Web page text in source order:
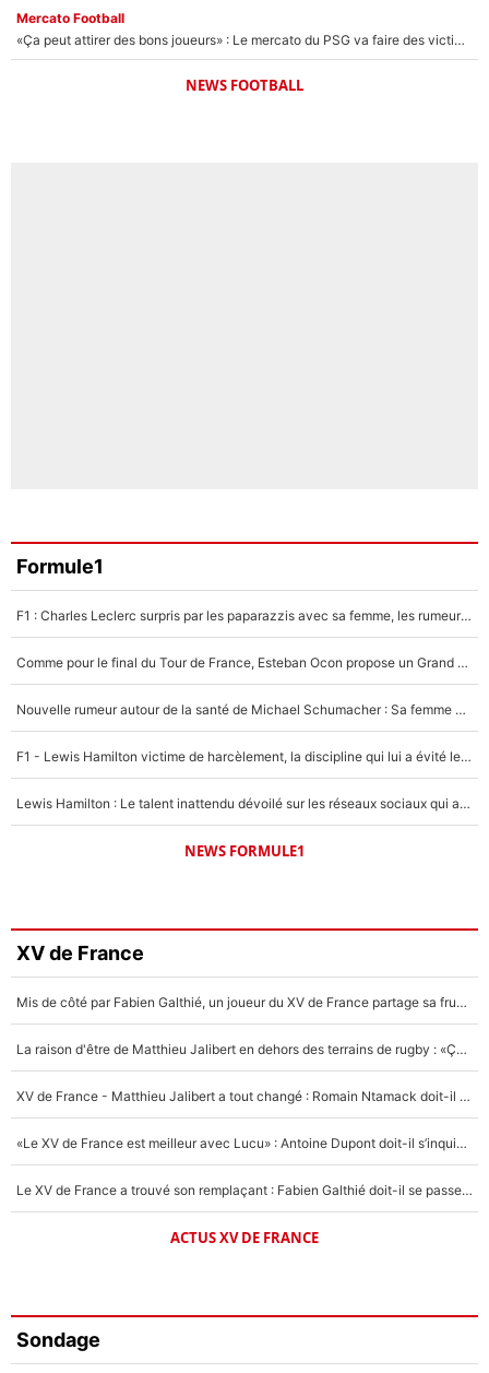
Mercato Football
«Ça peut attirer des bons joueurs» : Le mercato du PSG va faire des victimes dans l'effectif de Luis Enrique ?
NEWS FOOTBALL
Formule1
F1 : Charles Leclerc surpris par les paparazzis avec sa femme, les rumeurs étaient vraies !
Comme pour le final du Tour de France, Esteban Ocon propose un Grand Prix de Formule 1 à Paris : «Autour de l’Arc de Triomphe, ce serait génial» !
Nouvelle rumeur autour de la santé de Michael Schumacher : Sa femme Corinna sort du silence
F1 - Lewis Hamilton victime de harcèlement, la discipline qui lui a évité le pire : «J'aurais probablement mal tourné»
Lewis Hamilton : Le talent inattendu dévoilé sur les réseaux sociaux qui a impressionné Kim Kardashian pendant leurs vacances en amoureux !
NEWS FORMULE1
XV de France
Mis de côté par Fabien Galthié, un joueur du XV de France partage sa frustration : «ils ne me l’ont pas dit tout de suite»
La raison d'être de Matthieu Jalibert en dehors des terrains de rugby : «Ça m'atteint autant que si tu touches à un membre de ma famille»
XV de France - Matthieu Jalibert a tout changé : Romain Ntamack doit-il s’inquiéter pour sa place à un an de la Coupe du monde ?
«Le XV de France est meilleur avec Lucu» : Antoine Dupont doit-il s’inquiéter pour sa place ?
Le XV de France a trouvé son remplaçant : Fabien Galthié doit-il se passer d'Antoine Dupont ?
ACTUS XV DE FRANCE
Sondage